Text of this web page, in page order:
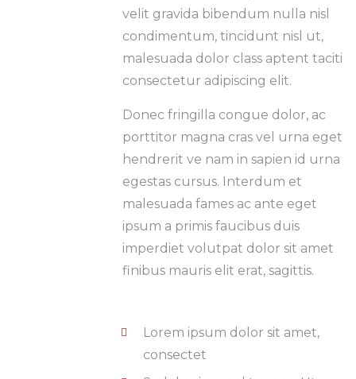
velit gravida bibendum nulla nisl
condimentum, tincidunt nisl ut,
malesuada dolor class aptent taciti
consectetur adipiscing elit.
Donec fringilla congue dolor, ac
porttitor magna cras vel urna eget
hendrerit ve nam in sapien id urna
egestas cursus. Interdum et
malesuada fames ac ante eget
ipsum a primis faucibus duis
imperdiet volutpat dolor sit amet
finibus mauris elit erat, sagittis.
Lorem ipsum dolor sit amet,
consectet